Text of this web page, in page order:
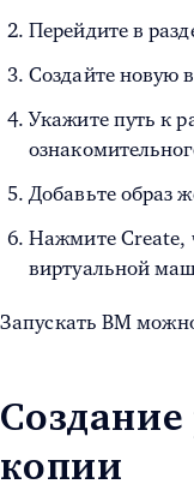
Перейдите в
Создайте новую
Укажите путь к
Добавьте образ
Нажмите Create,
виртуальной
Запускать ВМ
Создание
копии